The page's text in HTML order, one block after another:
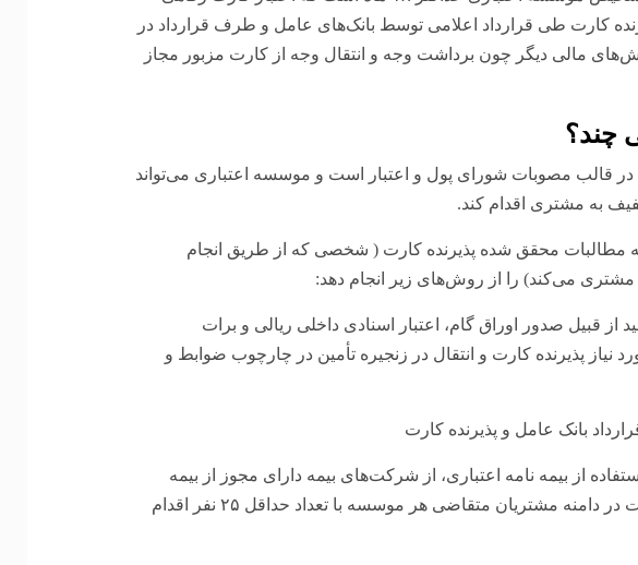
کارت طی قرارداد اعلامی توسط بانک‌های عامل و طرف قرارداد در
مالی دیگر چون برداشت وجه و انتقال وجه از کارت مزبور مجاز
چند؟
در قالب مصوبات شورای پول و اعتبار است و موسسه اعتباری می‌تواند
به مشتری اقدام کند.
مطالبات محقق شده پذیرنده کارت ( شخصی که از طریق انجام
مشتری می‌کند) را از روش‌های زیر انجام دهد:
از قبیل صدور اوراق گام، اعتبار اسنادی داخلی ریالی و برات
نیاز پذیرنده کارت و انتقال در زنجیره تأمین در چارچوب ضوابط و
از بیمه نامه اعتباری، از شرکت‌های بیمه دارای مجوز از بیمه
مرکزی برای کاهش ریسک بازپرداخت تسهیلات در دامنه مشتریان متقاضی هر موسسه با تعداد حداقل ۲۵ نفر اقدام